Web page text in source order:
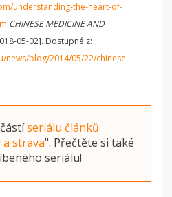
understanding-the-heart-of-
CHINESE MEDICINE AND
05-02]. Dostupné z:
news/blog/2014/05/22/chinese-
seriálu článků
strava". Přečtěte si také
seriálu!